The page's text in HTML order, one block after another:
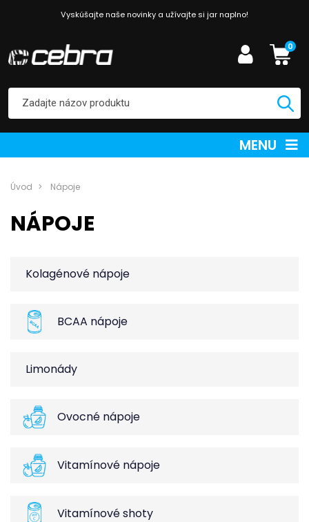
Vyskúšajte naše novinky a užívajte si jar naplno!
0
MENU
Úvod Nápoje
NÁPOJE
Kolagénové nápoje
BCAA nápoje
Limonády
Ovocné nápoje
Vitamínové nápoje
Vitamínové shoty